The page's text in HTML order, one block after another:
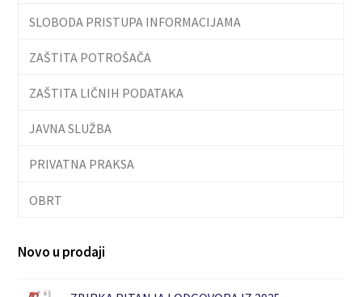
SLOBODA PRISTUPA INFORMACIJAMA
ZAŠTITA POTROŠAČA
ZAŠTITA LIČNIH PODATAKA
JAVNA SLUŽBA
PRIVATNA PRAKSA
OBRT
Novo u prodaji